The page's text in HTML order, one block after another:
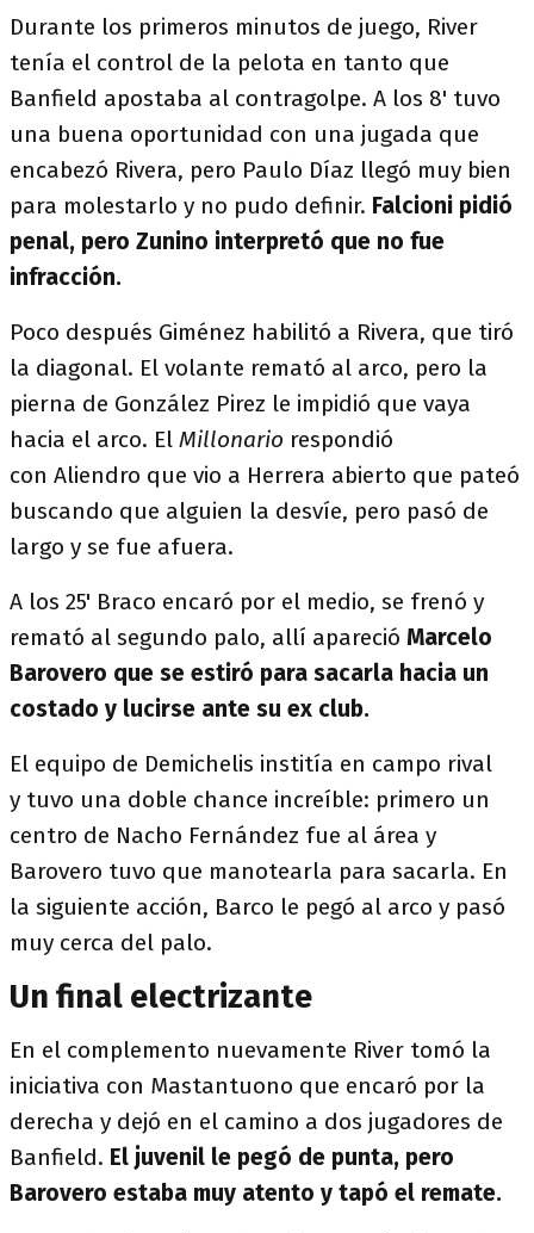
Durante los primeros minutos de juego, River
tenía el control de la pelota en tanto que
Banfield apostaba al contragolpe. A los 8' tuvo
una buena oportunidad con una jugada que
encabezó Rivera, pero Paulo Díaz llegó muy bien
para molestarlo y no pudo definir. Falcioni pidió
penal, pero Zunino interpretó que no fue
infracción.
Poco después Giménez habilitó a Rivera, que tiró
la diagonal. El volante remató al arco, pero la
pierna de González Pirez le impidió que vaya
hacia el arco. El Millonario respondió
con Aliendro que vio a Herrera abierto que pateó
buscando que alguien la desvíe, pero pasó de
largo y se fue afuera.
A los 25' Braco encaró por el medio, se frenó y
remató al segundo palo, allí apareció Marcelo
Barovero que se estiró para sacarla hacia un
costado y lucirse ante su ex club.
El equipo de Demichelis institía en campo rival
y tuvo una doble chance increíble: primero un
centro de Nacho Fernández fue al área y
Barovero tuvo que manotearla para sacarla. En
la siguiente acción, Barco le pegó al arco y pasó
muy cerca del palo.
Un final electrizante
En el complemento nuevamente River tomó la
iniciativa con Mastantuono que encaró por la
derecha y dejó en el camino a dos jugadores de
Banfield. El juvenil le pegó de punta, pero
Barovero estaba muy atento y tapó el remate.